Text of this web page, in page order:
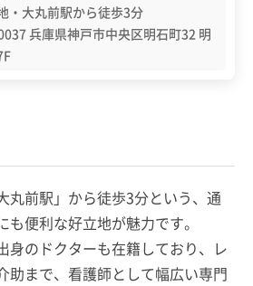
・大丸前駅から徒歩3分
兵庫県神戸市中央区明石町32 明
丸前駅」から徒歩3分という、通
便利な好立地が魅力です。
身のドクターも在籍しており、レ
助まで、看護師として幅広い専門